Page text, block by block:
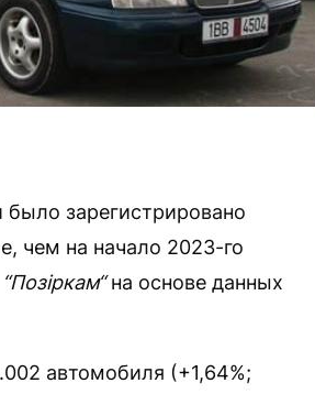
было зарегистрировано
чем на начало 2023-го
“Позіркам“на основе данных
автомобиля (+1,64%;